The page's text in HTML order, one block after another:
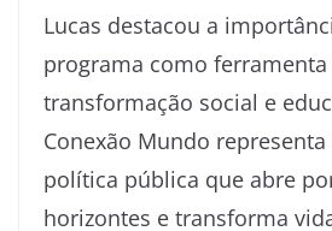
Lucas destacou a
programa como ferramenta
transformação social e
Conexão Mundo
política pública que abre
horizontes e transforma